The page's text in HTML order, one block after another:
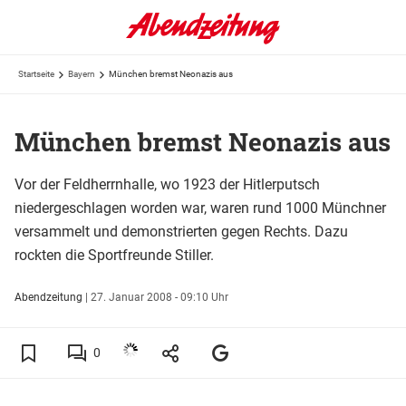
Startseite Bayern München bremst Neonazis aus
München bremst Neonazis aus
Vor der Feldherrnhalle, wo 1923 der Hitlerputsch
niedergeschlagen worden war, waren rund 1000 Münchner
versammelt und demonstrierten gegen Rechts. Dazu
rockten die Sportfreunde Stiller.
Abendzeitung | 27. Januar 2008 - 09:10 Uhr
0